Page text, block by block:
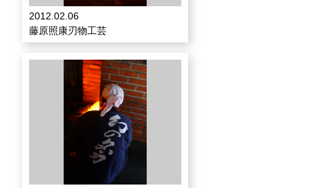
2012.02.06
藤原照康刃物工芸